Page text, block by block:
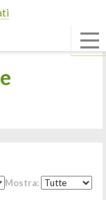
Mostra: